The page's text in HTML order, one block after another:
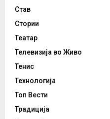
Став
Стории
Театар
Телевизија во Живо
Тенис
Технологија
Топ Вести
Традиција